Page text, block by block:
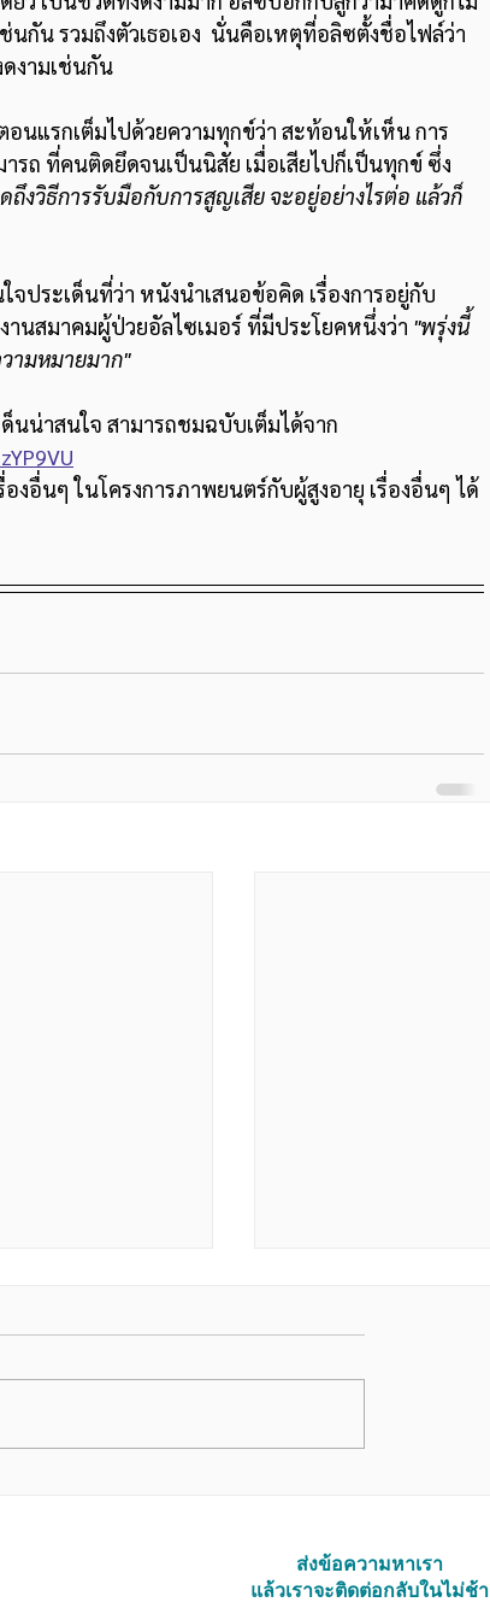
กัน รวมถึงตัวเธอเอง  นั่นคือเหตุที่อลิซตั้งชื่อไฟล์ว่า
ดงามเช่นกัน
นแรกเต็มไปด้วยความทุกข์ว่า สะท้อนให้เห็น การ
รถ ที่คนติดยึดจนเป็นนิสัย เมื่อเสียไปก็เป็นทุกข์ ซึ่ง
ถึงวิธีการรับมือกับการสูญเสีย จะอยู่อย่างไรต่อ แล้วก็
ประเด็นที่ว่า หนังนำเสนอข้อคิด เรื่องการอยู่กับ
นสมาคมผู้ป่วยอัลไซเมอร์ ที่มีประโยคหนึ่งว่า "พรุ่งนี้
ามหมายมาก"
น่าสนใจ สามารถชมฉบับเต็มได้จาก
งอื่นๆ ในโครงการภาพยนตร์กับผู้สูงอายุ เรื่องอื่นๆ ได้
ส่งข้อความหาเรา
แล้วเราจะติดต่อกลับในไม่ช้า